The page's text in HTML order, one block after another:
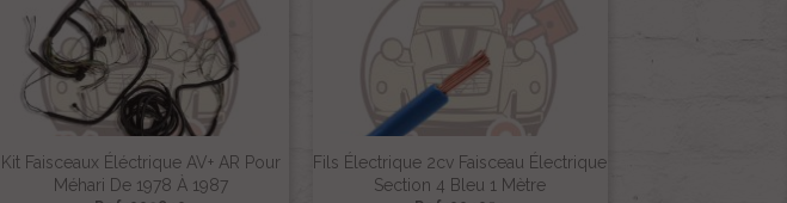
Kit Faisceaux Éléctrique AV+ AR Pour
Méhari De 1978 À 1987
Fils Électrique 2cv Faisceau Électrique
Section 4 Bleu 1 Mètre